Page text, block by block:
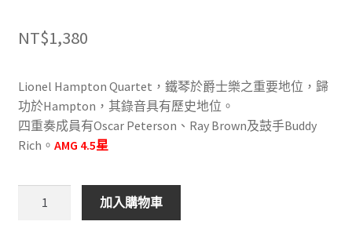
NT$1,380
Lionel Hampton Quartet，鐵琴於爵士樂之重要地位，歸
功於Hampton，其錄音具有歷史地位。
四重奏成員有Oscar Peterson、Ray Brown及鼓手Buddy
Rich。 AMG 4.5星
加入購物車